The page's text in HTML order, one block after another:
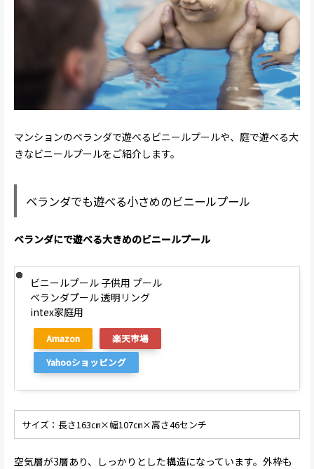
マンションのベランダで遊べるビニールプールや、庭で遊べる大
きなビニールプールをご紹介します。
ベランダでも遊べる小さめのビニールプール
ベランダにで遊べる大きめのビニールプール
ビニールプール 子供用 プール
ベランダプール 透明リング
intex家庭用
Amazon
楽天市場
Yahooショッピング
サイズ：長さ163㎝×幅107㎝×高さ46センチ
空気層が3層あり、しっかりとした構造になっています。外枠も